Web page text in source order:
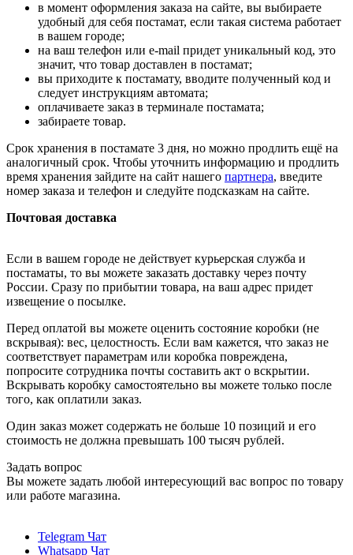
в момент оформления заказа на сайте, вы выбираете
удобный для себя постамат, если такая система работает
в вашем городе;
на ваш телефон или e-mail придет уникальный код, это
значит, что товар доставлен в постамат;
вы приходите к постамату, вводите полученный код и
следует инструкциям автомата;
оплачиваете заказ в терминале постамата;
забираете товар.
Срок хранения в постамате 3 дня, но можно продлить ещё на
аналогичный срок. Чтобы уточнить информацию и продлить
время хранения зайдите на сайт нашего партнера, введите
номер заказа и телефон и следуйте подсказкам на сайте.
Почтовая доставка
Если в вашем городе не действует курьерская служба и
постаматы, то вы можете заказать доставку через почту
России. Сразу по прибытии товара, на ваш адрес придет
извещение о посылке.
Перед оплатой вы можете оценить состояние коробки (не
вскрывая): вес, целостность. Если вам кажется, что заказ не
соответствует параметрам или коробка повреждена,
попросите сотрудника почты составить акт о вскрытии.
Вскрывать коробку самостоятельно вы можете только после
того, как оплатили заказ.
Один заказ может содержать не больше 10 позиций и его
стоимость не должна превышать 100 тысяч рублей.
Задать вопрос
Вы можете задать любой интересующий вас вопрос по товару
или работе магазина.
Telegram Чат
Whatsapp Чат